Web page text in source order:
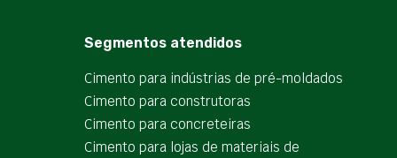
Segmentos atendidos
Cimento para indústrias de pré-moldados
Cimento para construtoras
Cimento para concreteiras
Cimento para lojas de materiais de